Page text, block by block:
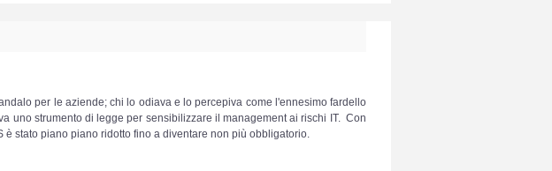
per le aziende; chi lo odiava e lo percepiva come l'ennesimo fardello
uno strumento di legge per sensibilizzare il management ai rischi IT. Con
stato piano piano ridotto fino a diventare non più obbligatorio.